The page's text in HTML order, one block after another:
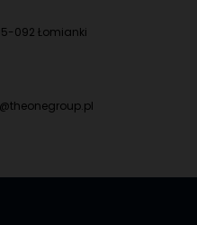
092 Łomianki